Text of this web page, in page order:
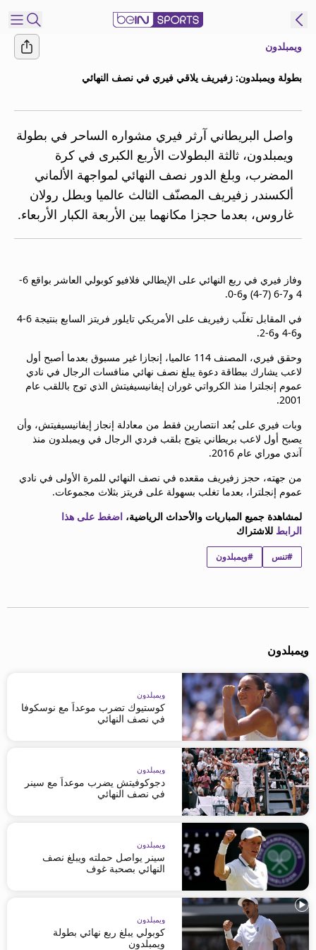
النسخة
MENA
إدارة
التنبيهات
انضم
الإخبارية
اتصل بنا
beIN CONNECT
beIN MEDIA GROUP
الأسئلة الأكثر شيوعاً
دليل التلفاز
ويمبلدون
بطولة ويمبلدون: زفيريف يلاقي فيري في نصف النهائي
واصل البريطاني آرثر فيري مشواره الساحر في بطولة
ويمبلدون، ثالثة البطولات الأربع الكبرى في كرة
المضرب، وبلغ الدور نصف النهائي لمواجهة الألماني
ألكسندر زفيريف المصنّف الثالث عالميا وبطل رولان
غاروس، بعدما حجزا مكانهما بين الأربعة الكبار الأربعاء.
وفاز فيري في ربع النهائي على الإيطالي فلافيو كوبولي العاشر بواقع 6-
4 و7-6 (7-4) و6-0.
في المقابل تغلّب زفيريف على الأمريكي تايلور فريتز السابع بنتيجة 6-4
و6-4 و6-2.
وحقق فيري، المصنف 114 عالميا، إنجازا غير مسبوق بعدما أصبح أول
لاعب يشارك ببطاقة دعوة يبلغ نصف نهائي منافسات الرجال في نادي
عموم إنجلترا منذ الكرواتي غوران إيفانيسيفيتش الذي توج باللقب عام
2001.
وبات فيري على بُعد انتصارين فقط من معادلة إنجاز إيفانيسيفيتش، وأن
يصبح أول لاعب بريطاني يتوج بلقب فردي الرجال في ويمبلدون منذ
آندي موراي عام 2016.
من جهته، حجز زفيريف مقعده في نصف النهائي للمرة الأولى في نادي
عموم إنجلترا، بعدما تغلب بسهولة على فريتز بثلاث مجموعات.
لمشاهدة جميع المباريات والأحداث الرياضية، اضغط على هذا
الرابط للاشتراك
#تنس #ويمبلدون
ويمبلدون
ويمبلدون
كوستيوك تضرب موعداً مع نوسكوفا
في نصف النهائي
ويمبلدون
دجوكوفيتش يضرب موعداً مع سينر
في نصف النهائي
ويمبلدون
سينر يواصل حملته ويبلغ نصف
النهائي بصحبة غوف
ويمبلدون
كوبولي يبلغ ربع نهائي بطولة
ويمبلدون